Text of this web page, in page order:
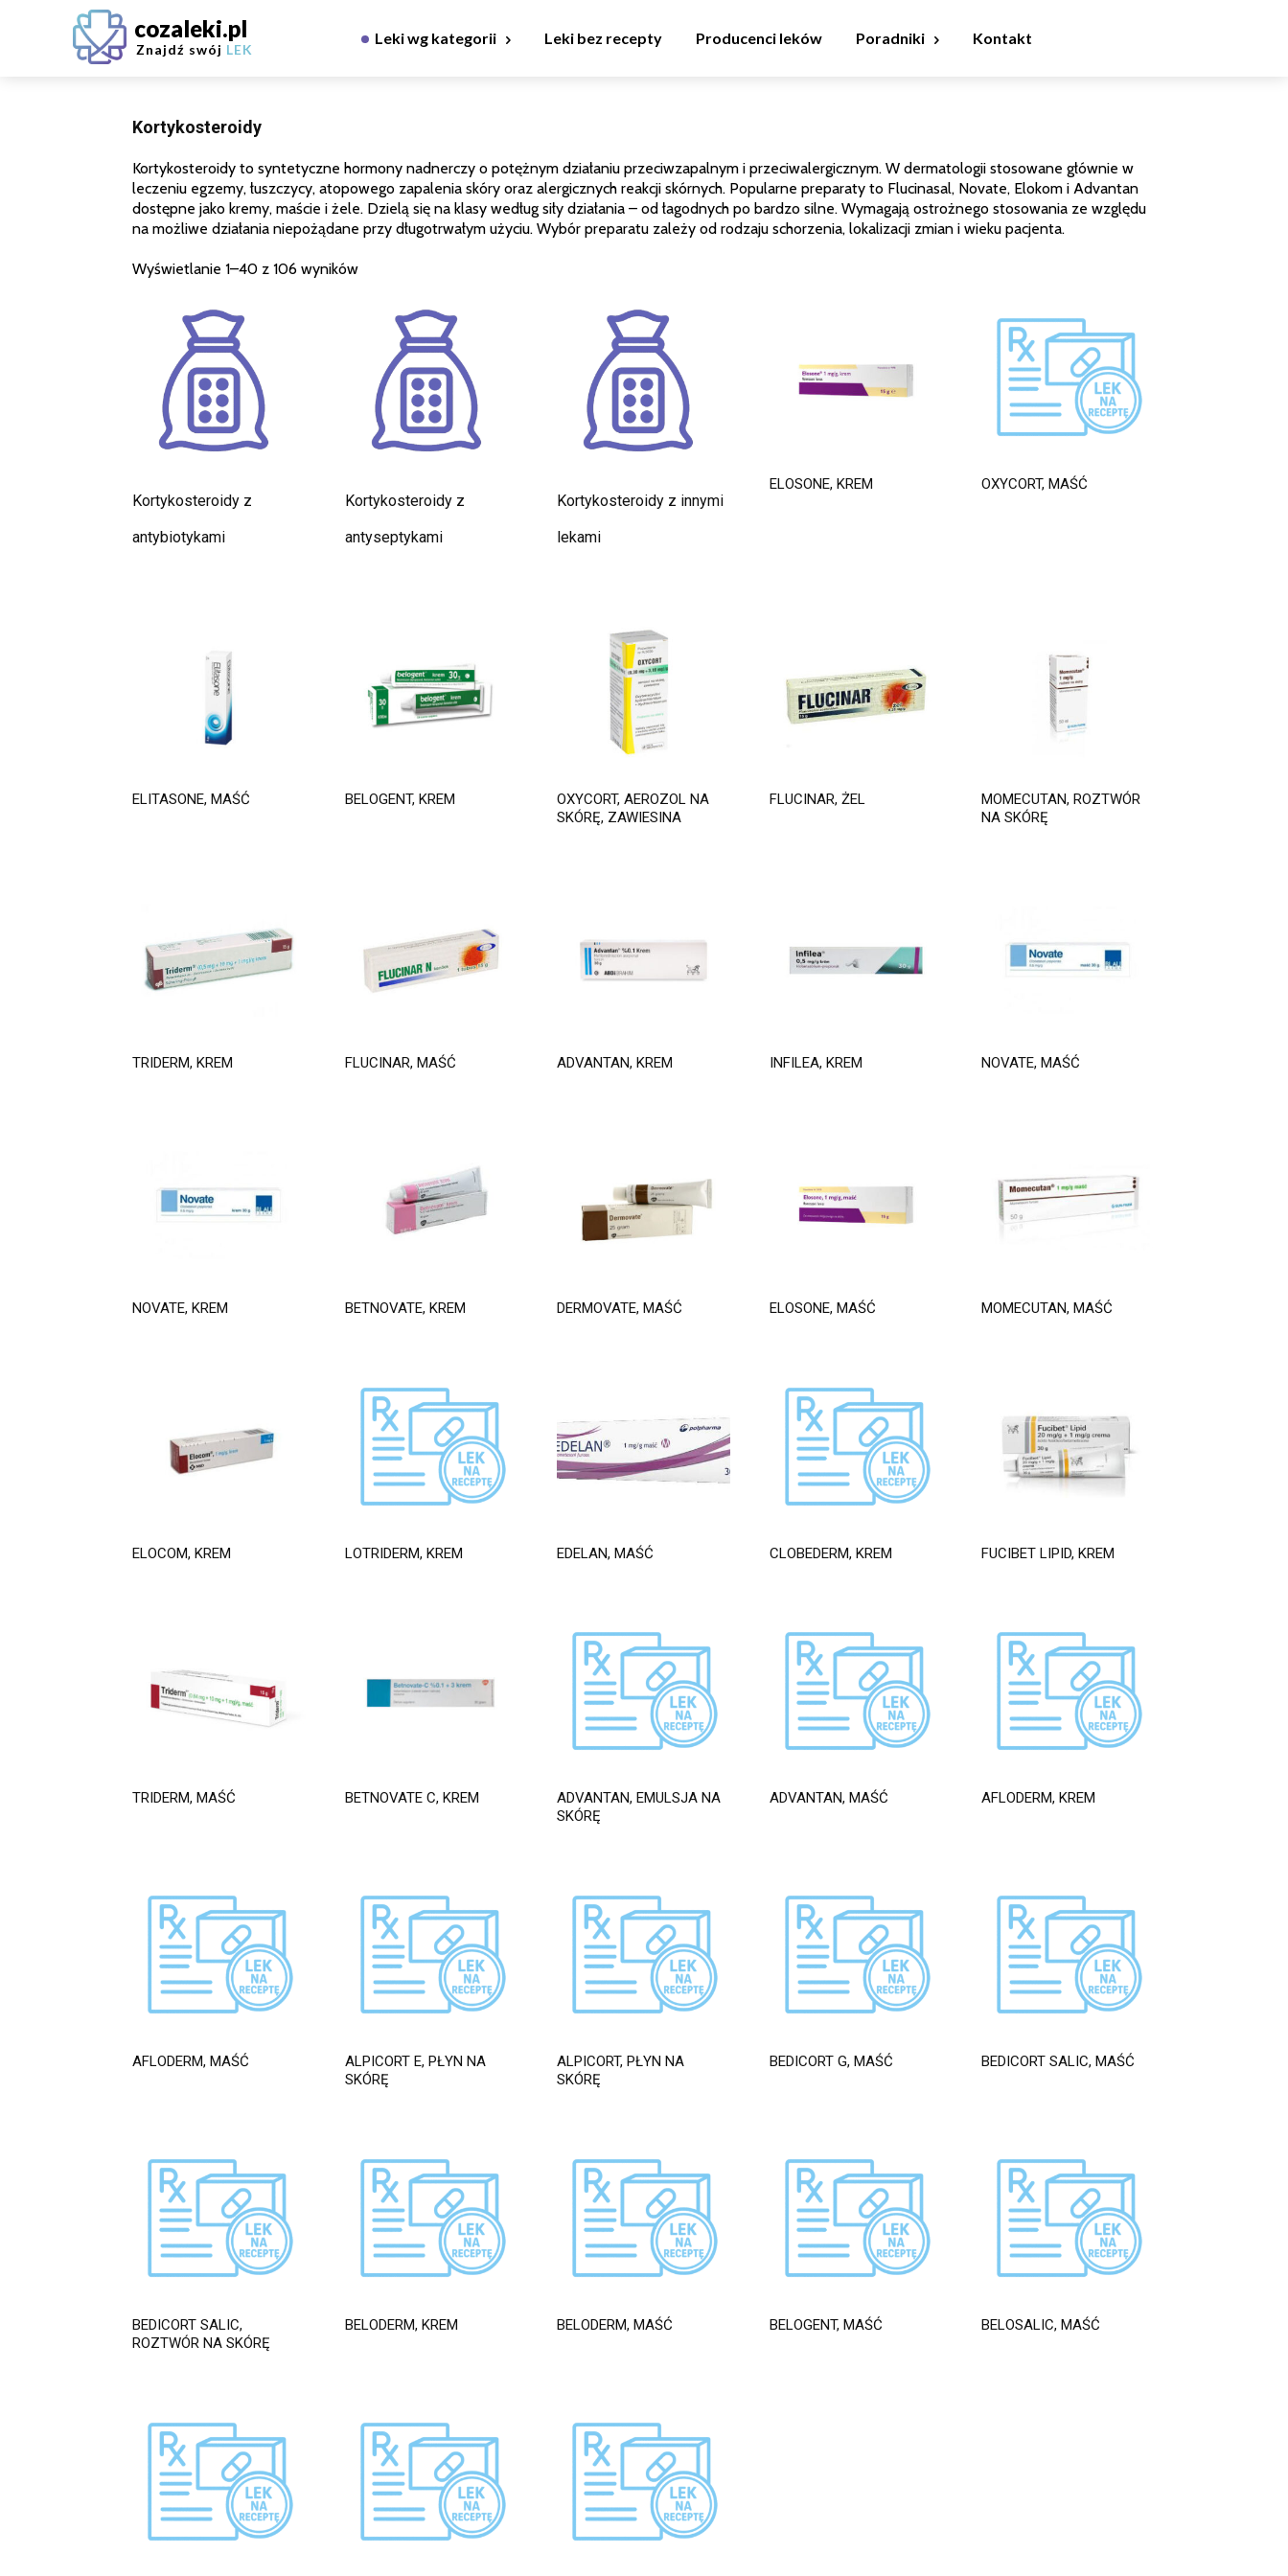
cozaleki.pl
Znajdź swój LEK
Leki wg kategorii Leki bez recepty Producenci leków Poradniki Kontakt
Kortykosteroidy
Kortykosteroidy to syntetyczne hormony nadnerczy o potężnym działaniu przeciwzapalnym i przeciwalergicznym. W dermatologii stosowane głównie w
leczeniu egzemy, łuszczycy, atopowego zapalenia skóry oraz alergicznych reakcji skórnych. Popularne preparaty to Flucinasal, Novate, Elokom i Advantan
dostępne jako kremy, maście i żele. Dzielą się na klasy według siły działania – od łagodnych po bardzo silne. Wymagają ostrożnego stosowania ze względu
na możliwe działania niepożądane przy długotrwałym użyciu. Wybór preparatu zależy od rodzaju schorzenia, lokalizacji zmian i wieku pacjenta.
Wyświetlanie 1–40 z 106 wyników
Kortykosteroidy z
antybiotykami
Kortykosteroidy z
antyseptykami
Kortykosteroidy z innymi
lekami
ELOSONE, KREM OXYCORT, MAŚĆ
ELITASONE, MAŚĆ BELOGENT, KREM
OXYCORT, AEROZOL NA
SKÓRĘ, ZAWIESINA
FLUCINAR, ŻEL
MOMECUTAN, ROZTWÓR
NA SKÓRĘ
TRIDERM, KREM FLUCINAR, MAŚĆ ADVANTAN, KREM INFILEA, KREM NOVATE, MAŚĆ
NOVATE, KREM BETNOVATE, KREM DERMOVATE, MAŚĆ ELOSONE, MAŚĆ MOMECUTAN, MAŚĆ
ELOCOM, KREM LOTRIDERM, KREM EDELAN, MAŚĆ CLOBEDERM, KREM FUCIBET LIPID, KREM
TRIDERM, MAŚĆ BETNOVATE C, KREM
ADVANTAN, EMULSJA NA
SKÓRĘ
ADVANTAN, MAŚĆ AFLODERM, KREM
AFLODERM, MAŚĆ
ALPICORT E, PŁYN NA
SKÓRĘ
ALPICORT, PŁYN NA
SKÓRĘ
BEDICORT G, MAŚĆ BEDICORT SALIC, MAŚĆ
BEDICORT SALIC,
ROZTWÓR NA SKÓRĘ
BELODERM, KREM BELODERM, MAŚĆ BELOGENT, MAŚĆ BELOSALIC, MAŚĆ